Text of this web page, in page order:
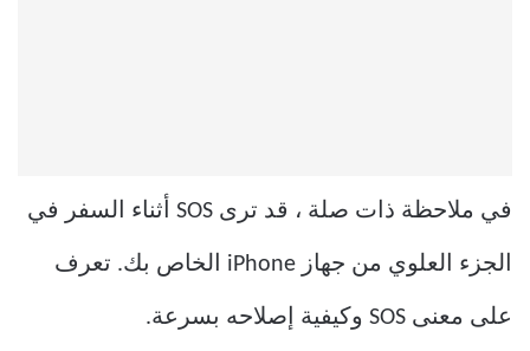
في ملاحظة ذات صلة ، قد ترى SOS أثناء السفر في
الجزء العلوي من جهاز iPhone الخاص بك. تعرف
على معنى SOS وكيفية إصلاحه بسرعة.